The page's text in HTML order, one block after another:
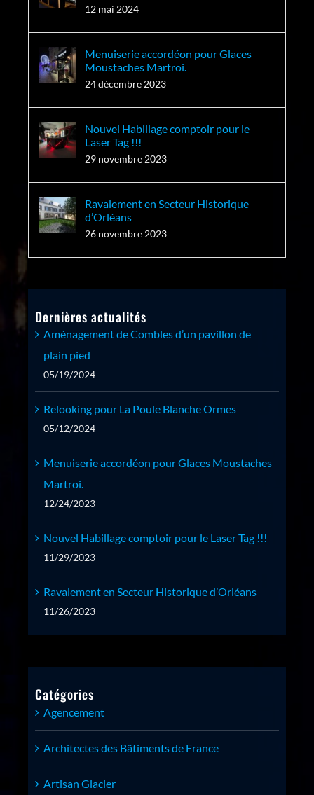
12 mai 2024
Menuiserie accordéon pour Glaces
Moustaches Martroi.
24 décembre 2023
Nouvel Habillage comptoir pour le
Laser Tag !!!
29 novembre 2023
Ravalement en Secteur Historique
d’Orléans
26 novembre 2023
Dernières actualités
Aménagement de Combles d’un pavillon de
plain pied
05/19/2024
Relooking pour La Poule Blanche Ormes
05/12/2024
Menuiserie accordéon pour Glaces Moustaches
Martroi.
12/24/2023
Nouvel Habillage comptoir pour le Laser Tag !!!
11/29/2023
Ravalement en Secteur Historique d’Orléans
11/26/2023
Catégories
Agencement
Architectes des Bâtiments de France
Artisan Glacier